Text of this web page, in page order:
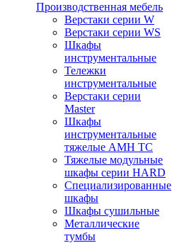
Производственная мебель
Верстаки серии W
Верстаки серии WS
Шкафы
инструментальные
Тележки
инструментальные
Верстаки серии
Master
Шкафы
инструментальные
тяжелые AMH TC
Тяжелые модульные
шкафы серии HARD
Cпециализированные
шкафы
Шкафы сушильные
Металлические
тумбы